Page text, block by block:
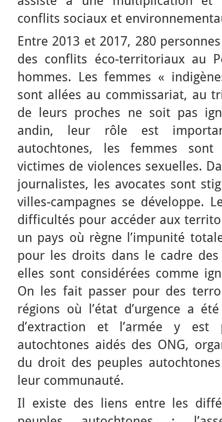
conflits sociaux et
Entre 2013 et 2017, 280
des conflits éco-territoriaux au
hommes. Les femmes «
sont allées au commissariat, au
de leurs proches ne soit pas
andin, leur rôle est
autochtones, les femmes sont
victimes de violences sexuelles.
journalistes, les avocates sont
villes-campagnes se développe.
difficultés pour accéder aux
un pays où règne l’impunité
pour les droits dans le cadre
elles sont considérées comme
On les fait passer pour des
régions où l’état d’urgence a
d’extraction et l’armée y est
autochtones aidés des ONG,
du droit des peuples
leur communauté.
Il existe des liens entre les